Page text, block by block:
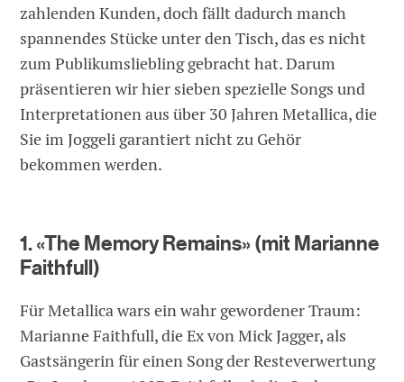
zahlenden Kunden, doch fällt dadurch manch
spannendes Stücke unter den Tisch, das es nicht
zum Publikumsliebling gebracht hat. Darum
präsentieren wir hier sieben spezielle Songs und
Interpretationen aus über 30 Jahren Metallica, die
Sie im Joggeli garantiert nicht zu Gehör
bekommen werden.
1. «The Memory Remains» (mit Marianne
Faithfull)
Für Metallica wars ein wahr gewordener Traum:
Marianne Faithfull, die Ex von Mick Jagger, als
Gastsängerin für einen Song der Resteverwertung